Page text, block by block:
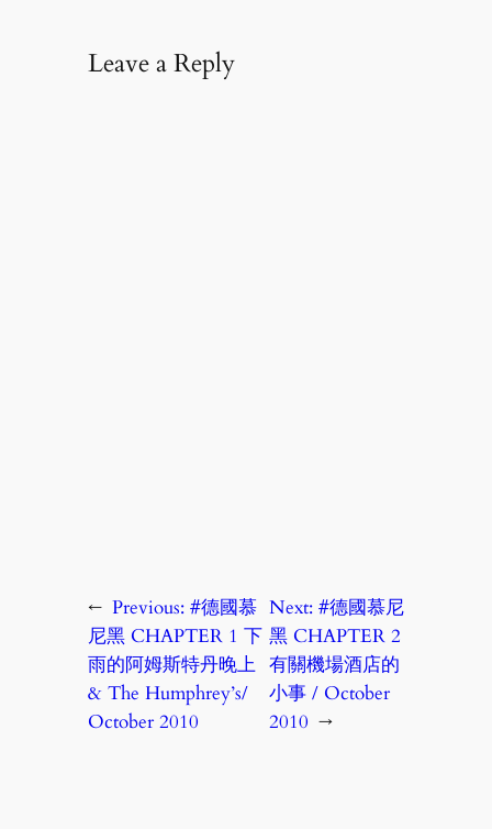
Leave a Reply
← Previous: #德國慕
尼黑 CHAPTER 1 下
雨的阿姆斯特丹晚上
& The Humphrey’s/
October 2010
Next: #德國慕尼
黑 CHAPTER 2
有關機場酒店的
小事 / October
2010 →